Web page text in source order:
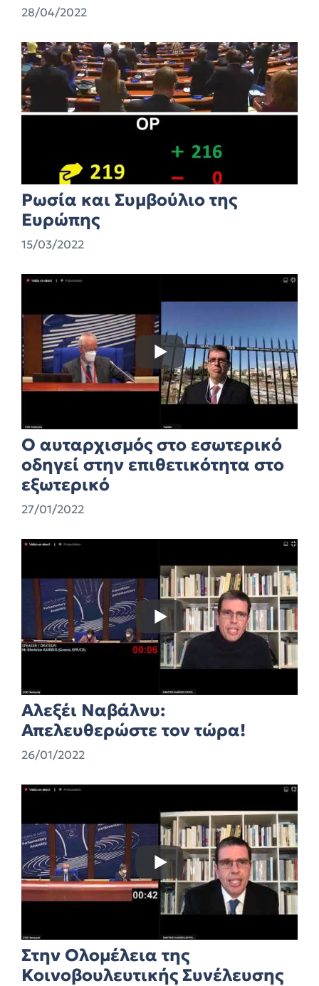
28/04/2022
Ρωσία και Συμβούλιο της
Ευρώπης
15/03/2022
Ο αυταρχισμός στο εσωτερικό
οδηγεί στην επιθετικότητα στο
εξωτερικό
27/01/2022
Αλεξέι Ναβάλνυ:
Απελευθερώστε τον τώρα!
26/01/2022
Στην Ολομέλεια της
Κοινοβουλευτικής Συνέλευσης